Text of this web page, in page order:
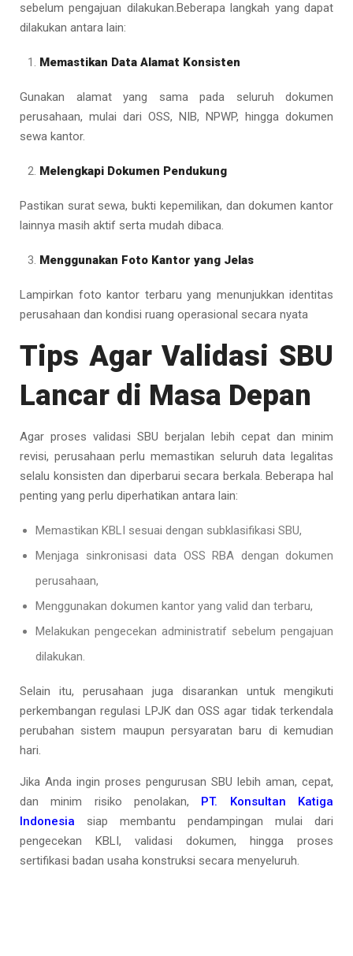
sebelum pengajuan dilakukan.Beberapa langkah yang dapat
dilakukan antara lain:
Memastikan Data Alamat Konsisten
Gunakan alamat yang sama pada seluruh dokumen
perusahaan, mulai dari OSS, NIB, NPWP, hingga dokumen
sewa kantor.
Melengkapi Dokumen Pendukung
Pastikan surat sewa, bukti kepemilikan, dan dokumen kantor
lainnya masih aktif serta mudah dibaca.
Menggunakan Foto Kantor yang Jelas
Lampirkan foto kantor terbaru yang menunjukkan identitas
perusahaan dan kondisi ruang operasional secara nyata
Tips Agar Validasi SBU
Lancar di Masa Depan
Agar proses validasi SBU berjalan lebih cepat dan minim
revisi, perusahaan perlu memastikan seluruh data legalitas
selalu konsisten dan diperbarui secara berkala. Beberapa hal
penting yang perlu diperhatikan antara lain:
Memastikan KBLI sesuai dengan subklasifikasi SBU,
Menjaga sinkronisasi data OSS RBA dengan dokumen
perusahaan,
Menggunakan dokumen kantor yang valid dan terbaru,
Melakukan pengecekan administratif sebelum pengajuan
dilakukan.
Selain itu, perusahaan juga disarankan untuk mengikuti
perkembangan regulasi LPJK dan OSS agar tidak terkendala
perubahan sistem maupun persyaratan baru di kemudian
hari.
Jika Anda ingin proses pengurusan SBU lebih aman, cepat,
dan minim risiko penolakan, PT. Konsultan Katiga
Indonesia siap membantu pendampingan mulai dari
pengecekan KBLI, validasi dokumen, hingga proses
sertifikasi badan usaha konstruksi secara menyeluruh.